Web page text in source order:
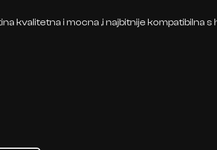
kvalitetna i mocna ,i najbitnije kompatibilna s